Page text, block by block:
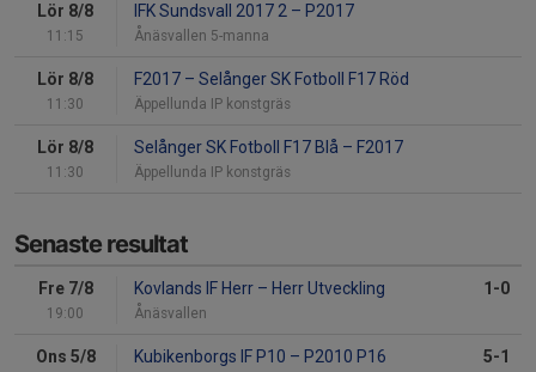
Lör 8/8
11:15
IFK Sundsvall 2017 2 – P2017
Ånäsvallen 5-manna
Lör 8/8
11:30
F2017 – Selånger SK Fotboll F17 Röd
Äppellunda IP konstgräs
Lör 8/8
11:30
Selånger SK Fotboll F17 Blå – F2017
Äppellunda IP konstgräs
Senaste resultat
Fre 7/8
19:00
Kovlands IF Herr – Herr Utveckling
Ånäsvallen
1-0
Ons 5/8 Kubikenborgs IF P10 – P2010 P16 5-1